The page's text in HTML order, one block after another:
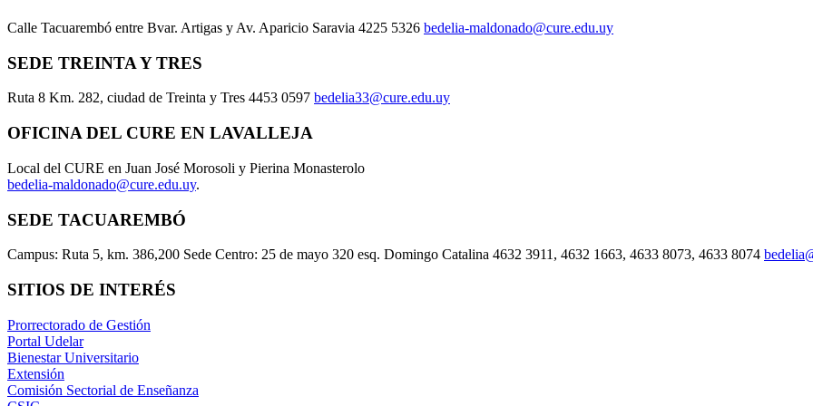
Calle Tacuarembó entre Bvar. Artigas y Av. Aparicio Saravia 4225 5326 bedelia-maldonado@cure.edu.uy
SEDE TREINTA Y TRES
Ruta 8 Km. 282, ciudad de Treinta y Tres 4453 0597 bedelia33@cure.edu.uy
OFICINA DEL CURE EN LAVALLEJA
Local del CURE en Juan José Morosoli y Pierina Monasterolo
bedelia-maldonado@cure.edu.uy.
SEDE TACUAREMBÓ
Campus: Ruta 5, km. 386,200 Sede Centro: 25 de mayo 320 esq. Domingo Catalina 4632 3911, 4632 1663, 4633 8073, 4633 8074
SITIOS DE INTERÉS
Prorrectorado de Gestión
Portal Udelar
Bienestar Universitario
Extensión
Comisión Sectorial de Enseñanza